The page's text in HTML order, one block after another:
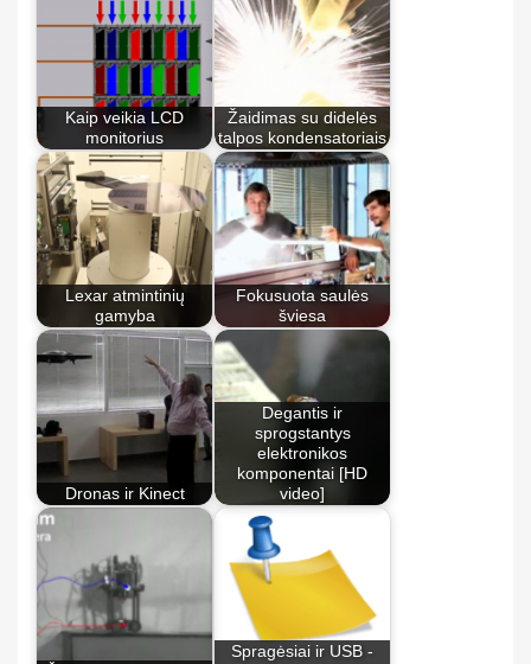
Kaip veikia LCD
monitorius
Žaidimas su didelės
talpos kondensatoriais
Lexar atmintinių
gamyba
Fokusuota saulės
šviesa
Dronas ir Kinect
Degantis ir
sprogstantys
elektronikos
komponentai [HD
video]
Spragėsiai ir USB -